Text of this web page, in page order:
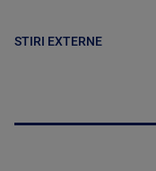
STIRI EXTERNE